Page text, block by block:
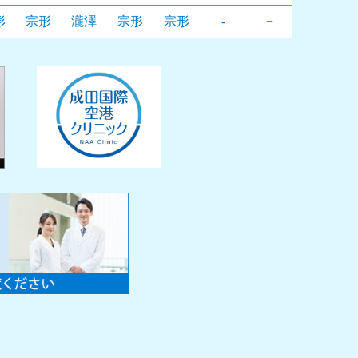
宗形 瀧澤 宗形 宗形 - −